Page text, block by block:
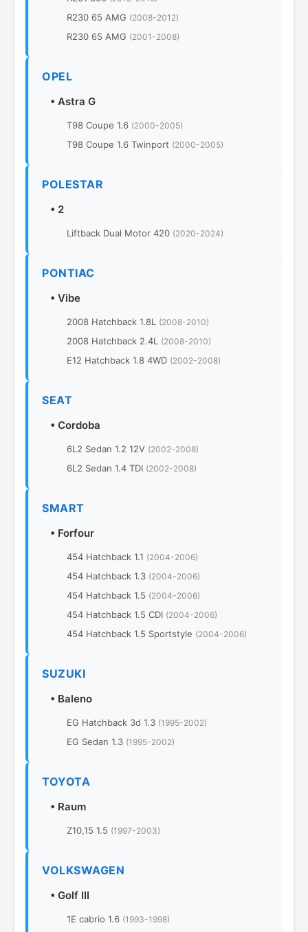
R230 65 AMG (2008-2012)
R230 65 AMG (2001-2008)
OPEL
• Astra G
T98 Coupe 1.6 (2000-2005)
T98 Coupe 1.6 Twinport (2000-2005)
POLESTAR
• 2
Liftback Dual Motor 420 (2020-2024)
PONTIAC
• Vibe
2008 Hatchback 1.8L (2008-2010)
2008 Hatchback 2.4L (2008-2010)
E12 Hatchback 1.8 4WD (2002-2008)
SEAT
• Cordoba
6L2 Sedan 1.2 12V (2002-2008)
6L2 Sedan 1.4 TDI (2002-2008)
SMART
• Forfour
454 Hatchback 1.1 (2004-2006)
454 Hatchback 1.3 (2004-2006)
454 Hatchback 1.5 (2004-2006)
454 Hatchback 1.5 CDI (2004-2006)
454 Hatchback 1.5 Sportstyle (2004-2006)
SUZUKI
• Baleno
EG Hatchback 3d 1.3 (1995-2002)
EG Sedan 1.3 (1995-2002)
TOYOTA
• Raum
Z10,15 1.5 (1997-2003)
VOLKSWAGEN
• Golf III
1E cabrio 1.6 (1993-1998)